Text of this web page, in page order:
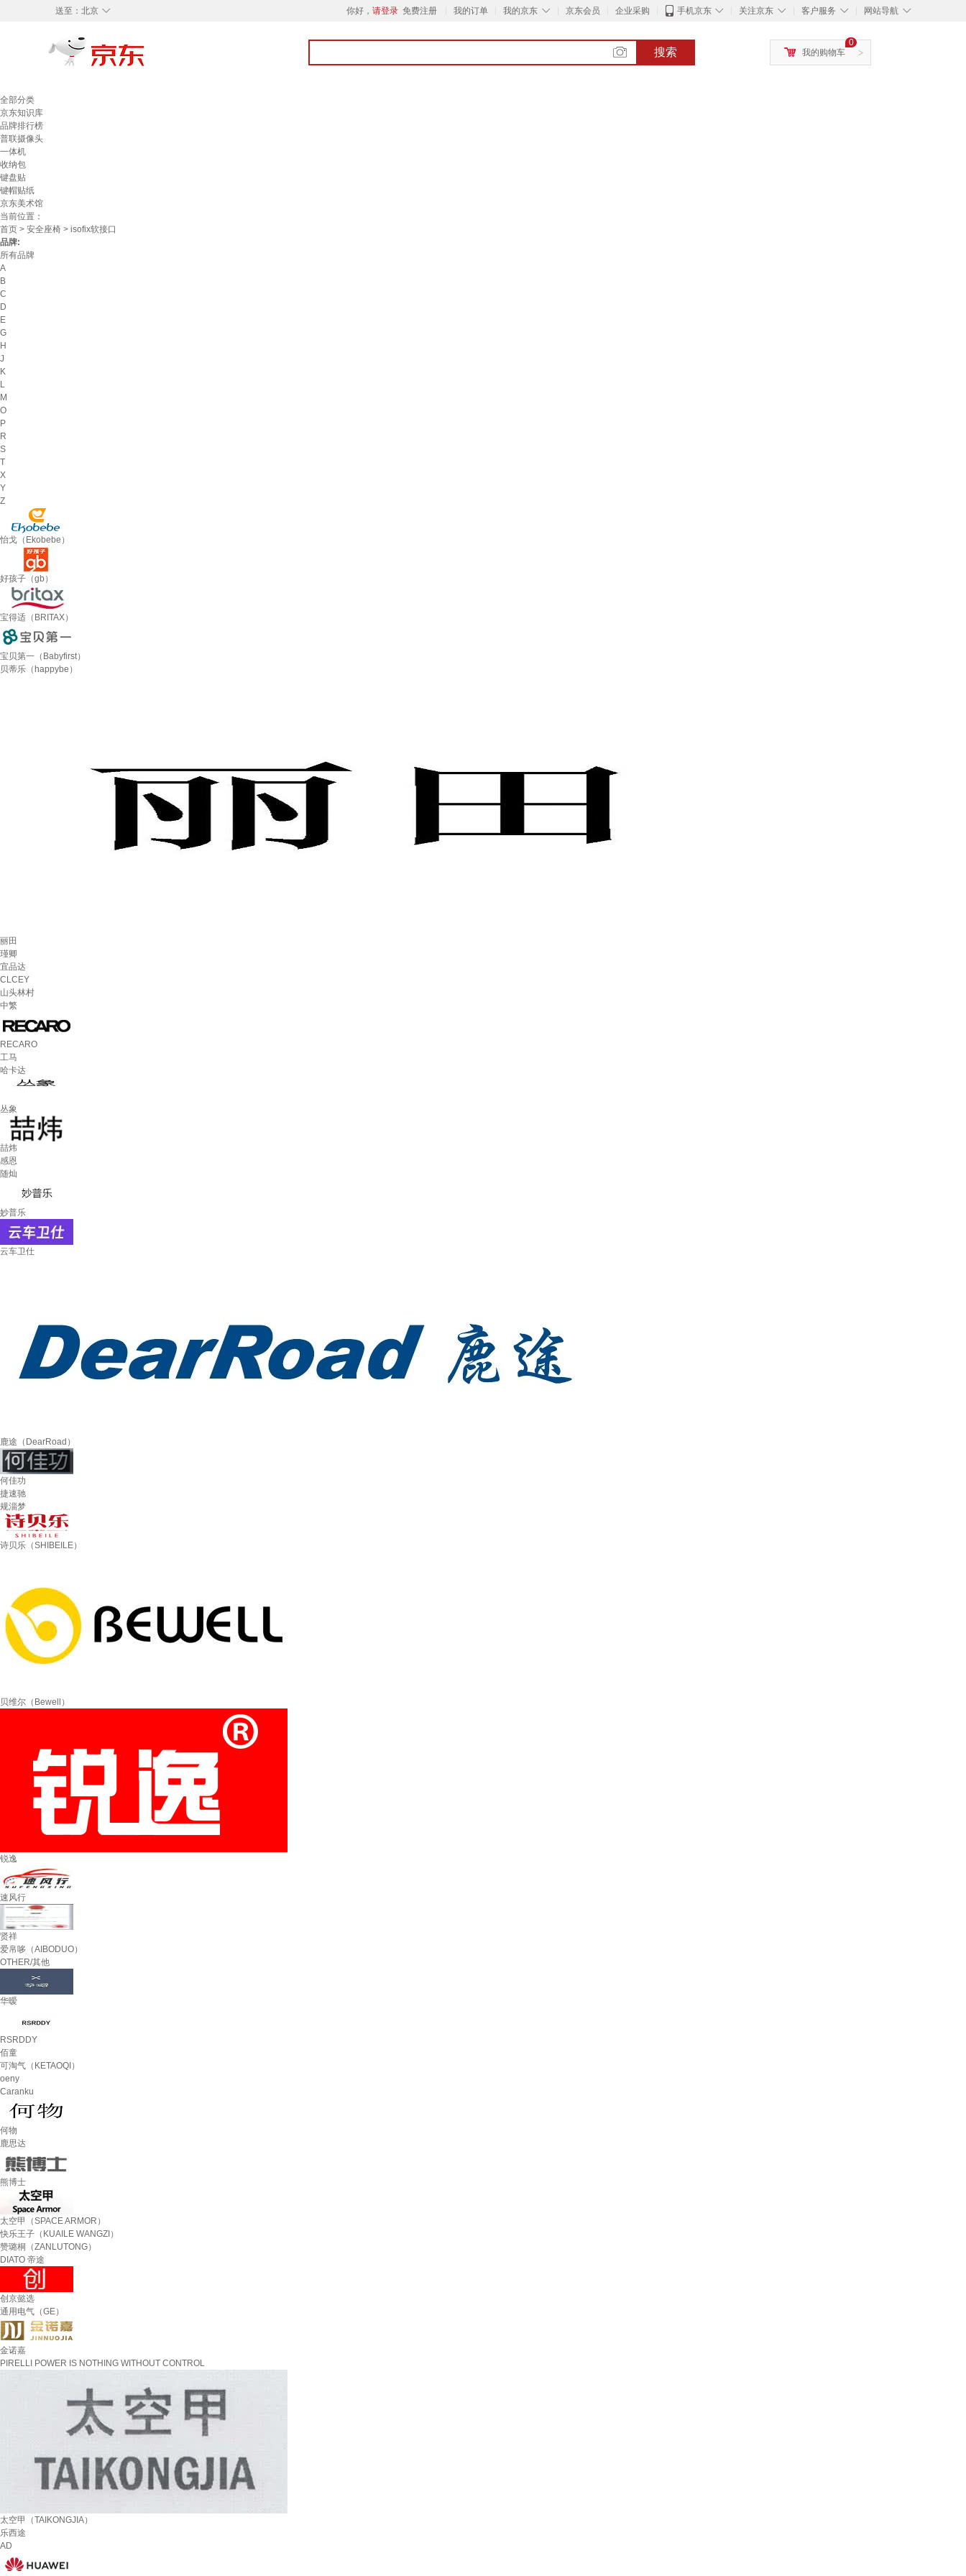
◇
送至： 北京 你好， 请登录 免费注册 我的订单 ◇
我的京东 京东会员 企业采购 ◇
手机京东 ◇
关注京东 ◇
客户服务 ◇
网站导航
搜索 >
0
我的购物车
全部分类
京东知识库
品牌排行榜
普联摄像头
一体机
收纳包
键盘贴
键帽贴纸
京东美术馆
当前位置：
首页 > 安全座椅 > isofix软接口
品牌:
所有品牌
A
B
C
D
E
G
H
J
K
L
M
O
P
R
S
T
X
Y
Z
怡戈（Ekobebe）
好孩子（gb）
宝得适（BRITAX）
宝贝第一（Babyfirst）
贝蒂乐（happybe）
丽田
瑾卿
宜品达
CLCEY
山头林村
中繁
RECARO
工马
哈卡达
丛象
喆炜
感恩
随灿
妙普乐
云车卫仕
鹿途（DearRoad）
何佳功
捷速驰
规淄梦
诗贝乐（SHIBEILE）
贝维尔（Bewell）
锐逸
速风行
贤祥
爱帛哆（AIBODUO）
OTHER/其他
华暧
RSRDDY
佰童
可淘气（KETAOQI）
oeny
Caranku
何物
鹿思达
熊博士
太空甲（SPACE ARMOR）
快乐王子（KUAILE WANGZI）
赞璐桐（ZANLUTONG）
DIATO 帝途
创京懿选
通用电气（GE）
金诺嘉
PIRELLI POWER IS NOTHING WITHOUT CONTROL
太空甲（TAIKONGJIA）
乐西途
AD